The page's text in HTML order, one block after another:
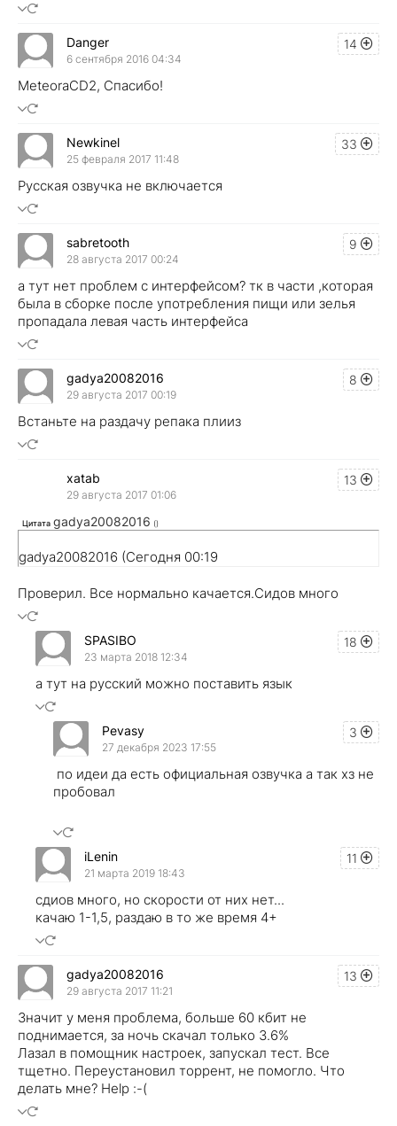
14
Danger
6 сентября 2016 04:34
MeteoraCD2, Спасибо!
33
Newkinel
25 февраля 2017 11:48
Русская озвучка не включается
9
sabretooth
28 августа 2017 00:24
а тут нет проблем с интерфейсом? тк в части ,которая
была в сборке после употребления пищи или зелья
пропадала левая часть интерфейса
8
gadya20082016
29 августа 2017 00:19
Встаньте на раздачу репака плииз
13
xatab
29 августа 2017 01:06
Цитата gadya20082016 ()
gadya20082016 (Сегодня 00:19
Проверил. Все нормально качается.Сидов много
18
SPASIBO
23 марта 2018 12:34
а тут на русский можно поставить язык
3
Pevasy
27 декабря 2023 17:55
по идеи да есть официальная озвучка а так хз не
пробовал
11
iLenin
21 марта 2019 18:43
сдиов много, но скорости от них нет...
качаю 1-1,5, раздаю в то же время 4+
13
gadya20082016
29 августа 2017 11:21
Значит у меня проблема, больше 60 кбит не
поднимается, за ночь скачал только 3.6%
Лазал в помощник настроек, запускал тест. Все
тщетно. Переустановил торрент, не помогло. Что
делать мне? Help :-(